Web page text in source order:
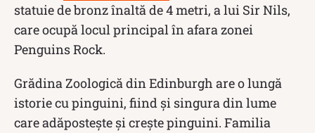
statuie de bronz înaltă de 4 metri, a lui Sir Nils,
care ocupă locul principal în afara zonei
Penguins Rock.
Grădina Zoologică din Edinburgh are o lungă
istorie cu pinguini, fiind și singura din lume
care adăpostește și crește pinguini. Familia